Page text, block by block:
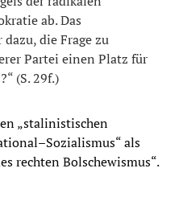
ab. Das
die Frage zu
Partei einen Platz für
(S. 29f.)
„stalinistischen
als
rechten Bolschewismus“.